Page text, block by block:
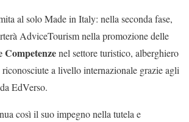
al solo Made in Italy: nella seconda fase,
AdviceTourism nella promozione delle
nel settore turistico, alberghiero
a livello internazionale grazie agli
EdVerso.
così il suo impegno nella tutela e